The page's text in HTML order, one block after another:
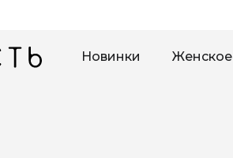
Новинки Женское